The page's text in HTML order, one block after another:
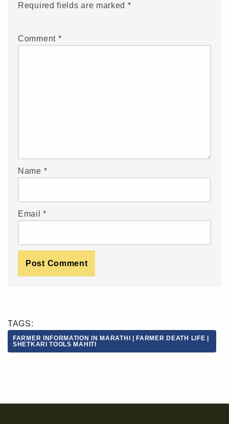
Required fields are marked *
Comment *
Name *
Email*
TAGS:
FARMER INFORMATION IN MARATHI | FARMER DEATH LIFE |
SHETKARI TOOLS MAHITI